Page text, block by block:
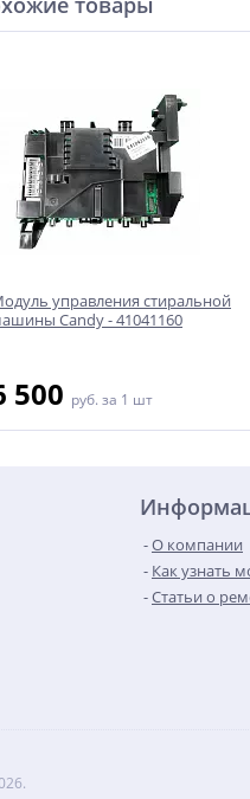
управления стиральной
Candy - 41041160
500 руб. за 1 шт
О компании
Как узнать
Статьи о